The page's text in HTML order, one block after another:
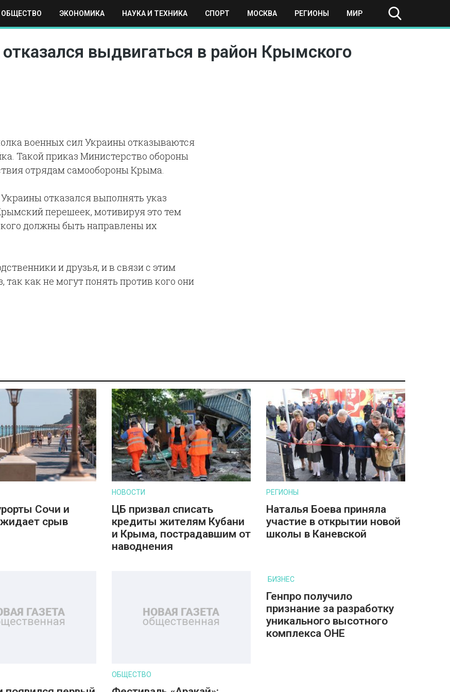
ОБЩЕСТВО ЭКОНОМИКА НАУКА И ТЕХНИКА СПОРТ МОСКВА РЕГИОНЫ МИР
СПОРТ МОСКВА РЕГИОНЫ МИР
выдвигаться в район Крымского
военных сил Украины отказываются
Такой приказ Министерство обороны
отрядам самообороны Крыма.
отказался выполнять указ
перешеек, мотивируя это тем
должны быть направлены их
и друзья, и в связи с этим
как не могут понять против кого они
Сочи и
срыв
НОВОСТИ
ЦБ призвал списать
кредиты жителям Кубани
и Крыма, пострадавшим от
наводнения
РЕГИОНЫ
Наталья Боева приняла
участие в открытии новой
школы в Каневской
ОБЩЕСТВО
БИЗНЕС
Генпро получило
признание за разработку
уникального высотного
комплекса ОНЕ